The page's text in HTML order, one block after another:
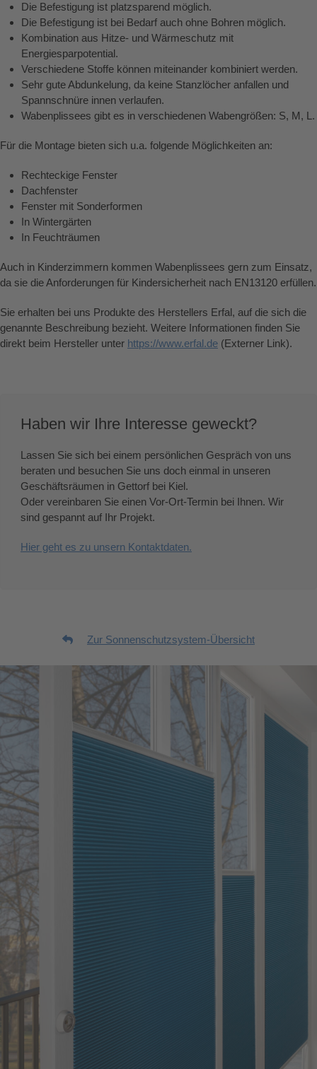
Die Befestigung ist platzsparend möglich.
Die Befestigung ist bei Bedarf auch ohne Bohren möglich.
Kombination aus Hitze- und Wärmeschutz mit
Energiesparpotential.
Verschiedene Stoffe können miteinander kombiniert werden.
Sehr gute Abdunkelung, da keine Stanzlöcher anfallen und
Spannschnüre innen verlaufen.
Wabenplissees gibt es in verschiedenen Wabengrößen: S, M, L.
Für die Montage bieten sich u.a. folgende Möglichkeiten an:
Rechteckige Fenster
Dachfenster
Fenster mit Sonderformen
In Wintergärten
In Feuchträumen
Auch in Kinderzimmern kommen Wabenplissees gern zum Einsatz,
da sie die Anforderungen für Kindersicherheit nach EN13120 erfüllen.
Sie erhalten bei uns Produkte des Herstellers Erfal, auf die sich die
genannte Beschreibung bezieht. Weitere Informationen finden Sie
direkt beim Hersteller unter https://www.erfal.de (Externer Link).
Haben wir Ihre Interesse geweckt?
Lassen Sie sich bei einem persönlichen Gespräch von uns
beraten und besuchen Sie uns doch einmal in unseren
Geschäftsräumen in Gettorf bei Kiel.
Oder vereinbaren Sie einen Vor-Ort-Termin bei Ihnen. Wir
sind gespannt auf Ihr Projekt.
Hier geht es zu unsern Kontaktdaten.
Zur Sonnenschutzsystem-Übersicht